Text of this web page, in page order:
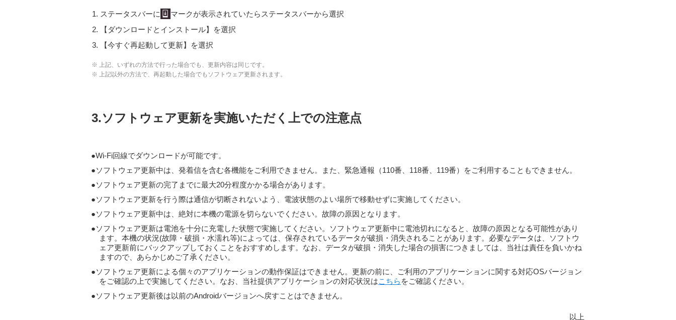
ステータスバーに
マークが表示されていたらステータスバーから選択
【ダウンロードとインストール】を選択
【今すぐ再起動して更新】を選択
※ 上記、いずれの方法で行った場合でも、更新内容は同じです。
※ 上記以外の方法で、再起動した場合でもソフトウェア更新されます。
3.ソフトウェア更新を実施いただく上での注意点
Wi-Fi回線でダウンロードが可能です。
ソフトウェア更新中は、発着信を含む各機能をご利用できません。また、緊急通報（110番、118番、119番）をご利用することもできません。
ソフトウェア更新の完了までに最大20分程度かかる場合があります。
ソフトウェア更新を行う際は通信が切断されないよう、電波状態のよい場所で移動せずに実施してください。
ソフトウェア更新中は、絶対に本機の電源を切らないでください。故障の原因となります。
ソフトウェア更新は電池を十分に充電した状態で実施してください。ソフトウェア更新中に電池切れになると、故障の原因となる可能性があり
ます。本機の状況(故障・破損・水濡れ等)によっては、保存されているデータが破損・消失されることがあります。必要なデータは、ソフトウ
ェア更新前にバックアップしておくことをおすすめします。なお、データが破損・消失した場合の損害につきましては、当社は責任を負いかね
ますので、あらかじめご了承ください。
ソフトウェア更新による個々のアプリケーションの動作保証はできません。更新の前に、ご利用のアプリケーションに関する対応OSバージョン
をご確認の上で実施してください。なお、当社提供アプリケーションの対応状況はこちら をご確認ください。
ソフトウェア更新後は以前のAndroidバージョンへ戻すことはできません。
以上